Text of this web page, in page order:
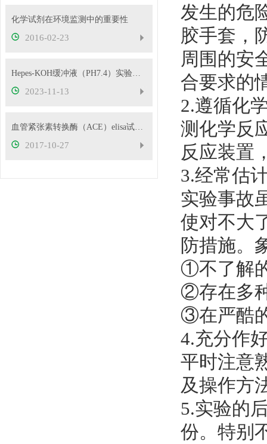
化学试剂在环境监测中的重要性
2016-02-23
Hepes-KOH缓冲液（PH7.4）实验室操作注意事项
2023-11-13
血管紧张素转换酶（ACE）elisa试剂盒简介
2017-10-27
发生的危
胶手套，
周围的安
合要求的
2.遵循化
测化学反
反应装置
3.经常估
实验事故
使对不大
防措施。
①不了解
②存在多
③在严酷
4.充分作
平时注意
及操作方
5.实验的
份。特别